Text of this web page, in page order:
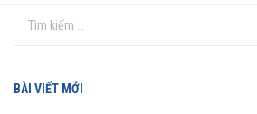
BÀI VIẾT MỚI